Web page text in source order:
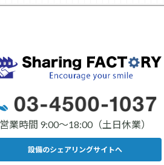
営業時間 9:00〜18:00（土日休業）
設備のシェアリングサイトへ